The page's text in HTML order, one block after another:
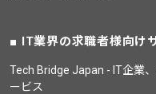
IT業界の求職者様向け
Tech Bridge Japan - IT企業
ービス